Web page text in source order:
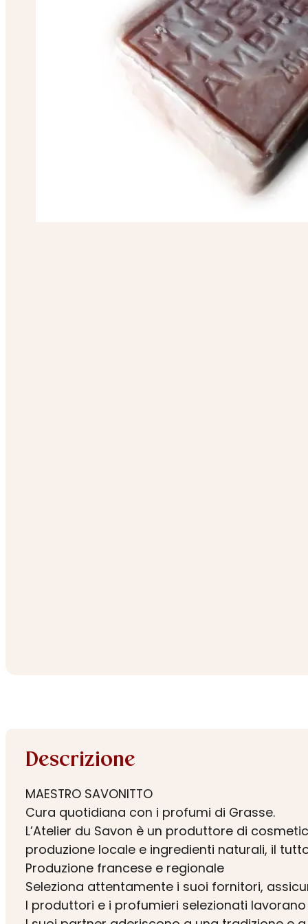
Descrizione
MAESTRO SAVONITTO
Cura quotidiana con i profumi di Grasse.
L’Atelier du Savon è un produttore di
produzione locale e ingredienti naturali, il
Produzione francese e regionale
Seleziona attentamente i suoi fornitori,
I produttori e i profumieri selezionati